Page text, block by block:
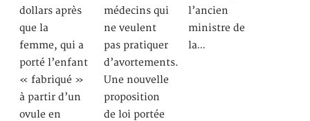
dollars après
que la
femme, qui a
porté l’enfant
« fabriqué »
à partir d’un
ovule en
médecins qui
ne veulent
pas pratiquer
d’avortements.
Une nouvelle
proposition
de loi portée
l’ancien
ministre de
la…